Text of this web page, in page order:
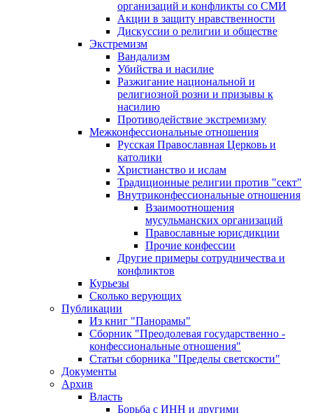
организаций и конфликты со СМИ
Акции в защиту нравственности
Дискуссии о религии и обществе
Экстремизм
Вандализм
Убийства и насилие
Разжигание национальной и
религиозной розни и призывы к
насилию
Противодействие экстремизму
Межконфессиональные отношения
Русская Православная Церковь и
католики
Христианство и ислам
Традиционные религии против "сект"
Внутриконфессиональные отношения
Взаимоотношения
мусульманских организаций
Православные юрисдикции
Прочие конфессии
Другие примеры сотрудничества и
конфликтов
Курьезы
Сколько верующих
Публикации
Из книг "Панорамы"
Сборник "Преодолевая государственно -
конфессиональные отношения"
Статьи сборника "Пределы светскости"
Документы
Архив
Власть
Борьба с ИНН и другими